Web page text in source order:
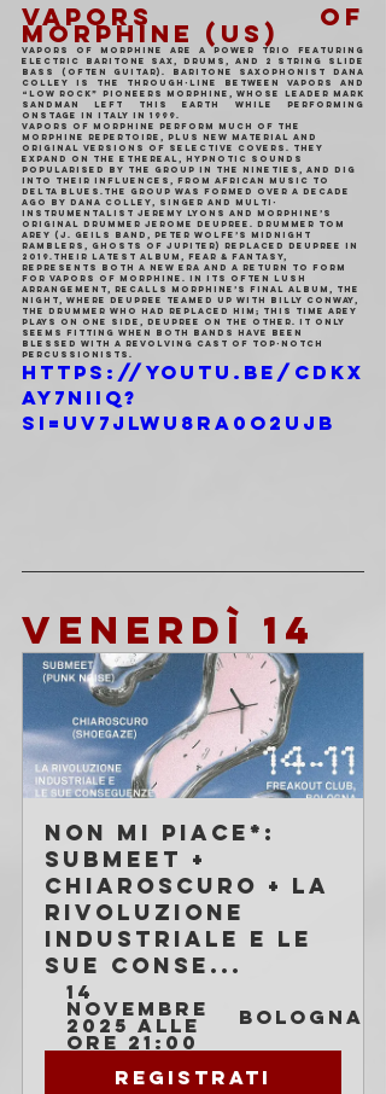
VAPORS OF
MORPHINE (US)
Vapors of Morphine are a power trio featuring
electric baritone sax, drums, and 2 string slide
bass (often guitar). Baritone saxophonist Dana
Colley is the through-line between Vapors and
“low rock” pioneers Morphine, whose leader Mark
Sandman left this earth while performing
onstage in Italy in 1999.
Vapors of Morphine perform much of the
Morphine repertoire, plus new material and
original versions of selective covers. They
expand on the ethereal, hypnotic sounds
popularised by the group in the nineties, and dig
into their influences, from African music to
delta Blues.The group was formed over a decade
ago by Dana Colley, singer and multi-
instrumentalist Jeremy Lyons and Morphine’s
original drummer Jerome Deupree. Drummer Tom
Arey (J. Geils Band, Peter Wolfe’s Midnight
Ramblers, Ghosts of Jupiter) replaced Deupree in
2019.Their latest album, Fear & Fantasy,
represents both a new era and a return to form
for Vapors of Morphine. In its often lush
arrangement, recalls Morphine’s final album, The
Night, where Deupree teamed up with Billy Conway,
the drummer who had replaced him; this time Arey
plays on one side, Deupree on the other. It only
seems fitting when both bands have been
blessed with a revolving cast of top-notch
percussionists.
https://youtu.be/cDkx
aY7NIiQ?
si=uv7JlwU8RA0o2UjB
VENERDì 14
NON MI PIACE*:
submeet +
chiaroscuro + La
rivoluzione
industriale e le
sue conse...
14
novembre
2025 alle
ore 21:00
Bologna
Registrati